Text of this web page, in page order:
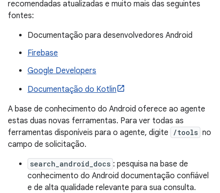
recomendadas atualizadas e muito mais das seguintes
fontes:
Documentação para desenvolvedores Android
Firebase
Google Developers
Documentação do Kotlin
A base de conhecimento do Android oferece ao agente
estas duas novas ferramentas. Para ver todas as
ferramentas disponíveis para o agente, digite
/tools no
campo de solicitação.
search_android_docs : pesquisa na base de
conhecimento do Android documentação confiável
e de alta qualidade relevante para sua consulta.